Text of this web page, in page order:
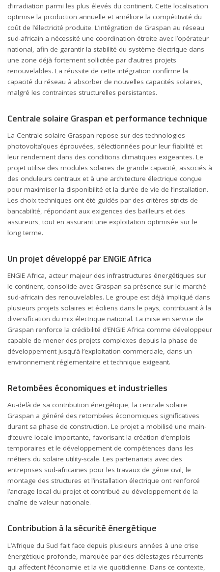
d’irradiation parmi les plus élevés du continent. Cette localisation
optimise la production annuelle et améliore la compétitivité du
coût de l’électricité produite. L’intégration de Graspan au réseau
sud-africain a nécessité une coordination étroite avec l’opérateur
national, afin de garantir la stabilité du système électrique dans
une zone déjà fortement sollicitée par d’autres projets
renouvelables. La réussite de cette intégration confirme la
capacité du réseau à absorber de nouvelles capacités solaires,
malgré les contraintes structurelles persistantes.
Centrale solaire Graspan et performance technique
La Centrale solaire Graspan repose sur des technologies
photovoltaïques éprouvées, sélectionnées pour leur fiabilité et
leur rendement dans des conditions climatiques exigeantes. Le
projet utilise des modules solaires de grande capacité, associés à
des onduleurs centraux et à une architecture électrique conçue
pour maximiser la disponibilité et la durée de vie de l’installation.
Les choix techniques ont été guidés par des critères stricts de
bancabilité, répondant aux exigences des bailleurs et des
assureurs, tout en assurant une exploitation optimisée sur le
long terme.
Un projet développé par ENGIE Africa
ENGIE Africa, acteur majeur des infrastructures énergétiques sur
le continent, consolide avec Graspan sa présence sur le marché
sud-africain des renouvelables. Le groupe est déjà impliqué dans
plusieurs projets solaires et éoliens dans le pays, contribuant à la
diversification du mix électrique national. La mise en service de
Graspan renforce la crédibilité d’ENGIE Africa comme développeur
capable de mener des projets complexes depuis la phase de
développement jusqu’à l’exploitation commerciale, dans un
environnement réglementaire et technique exigeant.
Retombées économiques et industrielles
Au-delà de sa contribution énergétique, la centrale solaire
Graspan a généré des retombées économiques significatives
durant sa phase de construction. Le projet a mobilisé une main-
d’œuvre locale importante, favorisant la création d’emplois
temporaires et le développement de compétences dans les
métiers du solaire utility-scale. Les partenariats avec des
entreprises sud-africaines pour les travaux de génie civil, le
montage des structures et l’installation électrique ont renforcé
l’ancrage local du projet et contribué au développement de la
chaîne de valeur nationale.
Contribution à la sécurité énergétique
L’Afrique du Sud fait face depuis plusieurs années à une crise
énergétique profonde, marquée par des délestages récurrents
qui affectent l’économie et la vie quotidienne. Dans ce contexte,